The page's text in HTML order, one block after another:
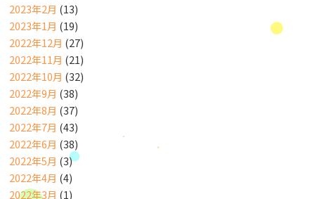
2023年2月 (13)
2023年1月 (19)
2022年12月 (27)
2022年11月 (21)
2022年10月 (32)
2022年9月 (38)
2022年8月 (37)
2022年7月 (43)
2022年6月 (38)
2022年5月 (3)
2022年4月 (4)
2022年3月 (1)